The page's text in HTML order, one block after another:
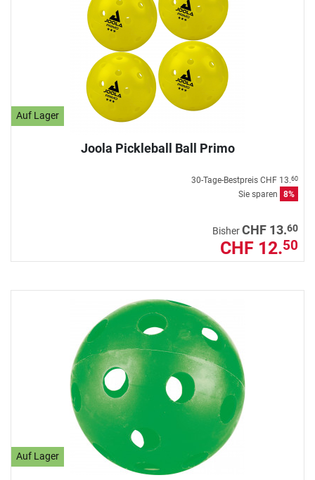
Auf Lager
Joola Pickleball Ball Primo
30-Tage-Bestpreis CHF 13.60
Sie sparen 8%
BisherCHF 13.60
CHF 12.50
Auf Lager